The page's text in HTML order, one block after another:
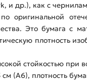
и др.), как с
оригинальной
Это бумага с
плотность
стойкостью при
(А6), плотность